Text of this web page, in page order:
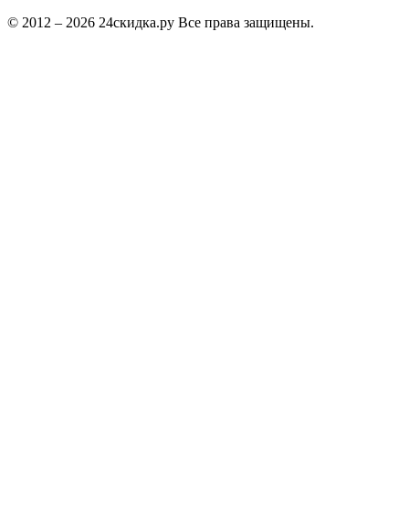
© 2012 – 2026 24скидка.ру Все права защищены.